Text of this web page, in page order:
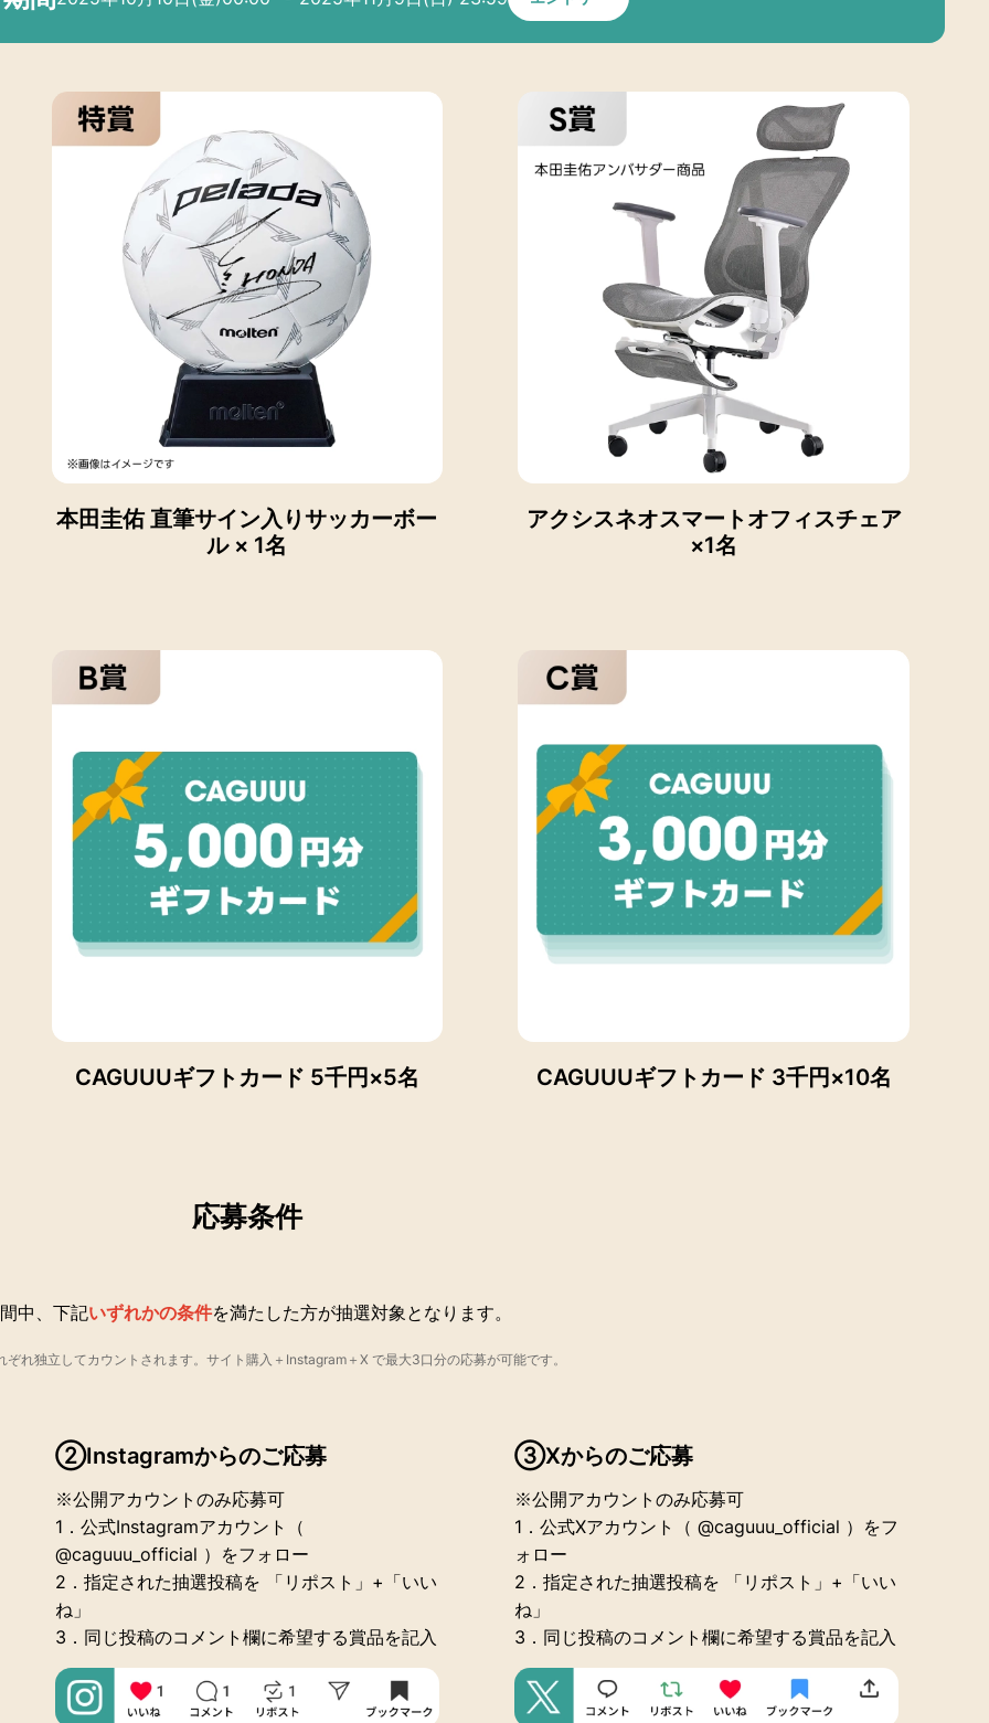
本田圭佑 直筆サイン入りサッカーボー
ル × 1名
アクシスネオスマートオフィスチェア
×1名
CAGUUUギフトカード 5千円×5名 CAGUUUギフトカード 3千円×10名
応募条件
中、 下記いずれかの条件を満たした方が抽選対象となります。
れ独立してカウントされます。サイト購入＋Instagram＋X で最大3口分の応募が可能です。
②Instagramからのご応募
※公開アカウントのみ応募可
1．公式Instagramアカウント（
@caguuu_official ）をフォロー
2．指定された抽選投稿を 「リポスト」+「いい
ね」
3．同じ投稿のコメント欄に希望する賞品を記入
③Xからのご応募
※公開アカウントのみ応募可
1．公式Xアカウント（ @caguuu_official ）をフ
ォロー
2．指定された抽選投稿を 「リポスト」+「いい
ね」
3．同じ投稿のコメント欄に希望する賞品を記入